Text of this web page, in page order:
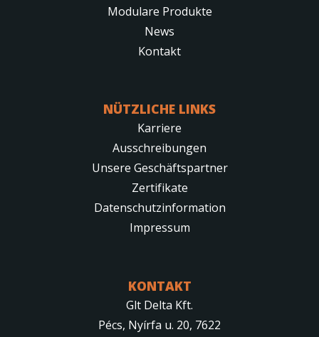
Modulare Produkte
News
Kontakt
NÜTZLICHE LINKS
Karriere
Ausschreibungen
Unsere Geschäftspartner
Zertifikate
Datenschutzinformation
Impressum
KONTAKT
Glt Delta Kft.
Pécs, Nyírfa u. 20, 7622